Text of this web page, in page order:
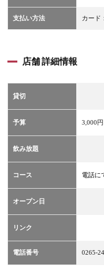
支払い方法 カード
店舗 詳細情報
貸切
予算 3,000
飲み放題
コース 電話に
オープン日
リンク
電話番号 0265-